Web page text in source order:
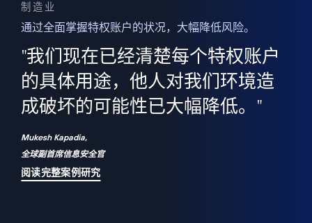
制造业
通过全面掌握特权账户的状况，大幅降低风险。
"我们现在已经清楚每个特权账户
的具体用途，他人对我们环境造
成破坏的可能性已大幅降低。"
Mukesh Kapadia,
全球副首席信息安全官
阅读完整案例研究